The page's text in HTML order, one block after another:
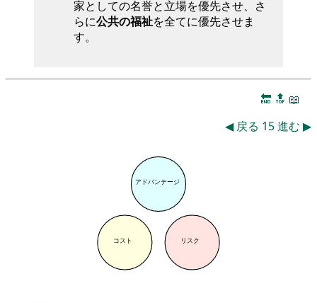
家としての名誉と立場を優先させ、さ
らに公共の福祉を全てに優先させま
す。
🔚 🔝 📖
◀ 戻る 15進む ▶
アドバンテージ
リスク
コスト